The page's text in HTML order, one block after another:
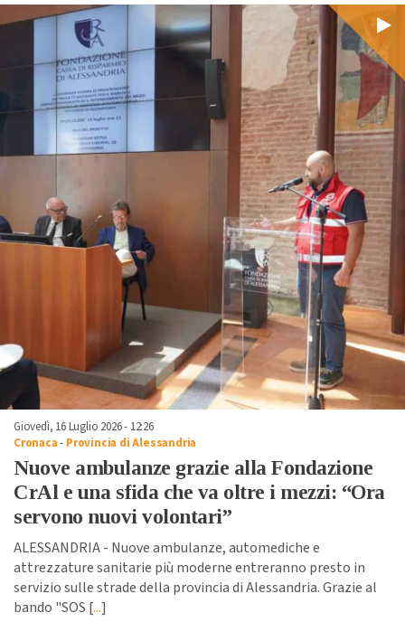
Giovedì, 16 Luglio 2026 - 12:26
Cronaca- Provincia di Alessandria
Nuove ambulanze grazie alla Fondazione
CrAl e una sfida che va oltre i mezzi: “Ora
servono nuovi volontari”
ALESSANDRIA - Nuove ambulanze, automediche e
attrezzature sanitarie più moderne entreranno presto in
servizio sulle strade della provincia di Alessandria. Grazie al
bando "SOS [...]